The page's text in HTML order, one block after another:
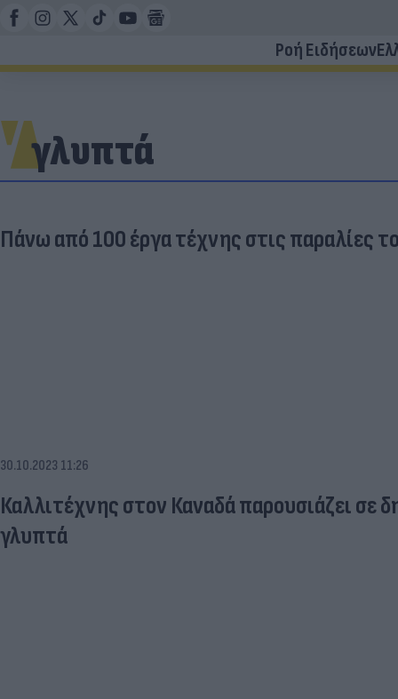
Ροή Ειδήσεων
γλυπτά
Πάνω από 100 έργα τέχνης στις παραλίες
30.10.2023 11:26
Καλλιτέχνης στον Καναδά παρουσιάζει σε
γλυπτά